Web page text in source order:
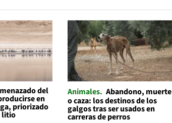
del
en
priorizado
litio
Animales Abandono, muerte
o caza: los destinos de los
galgos tras ser usados en
carreras de perros